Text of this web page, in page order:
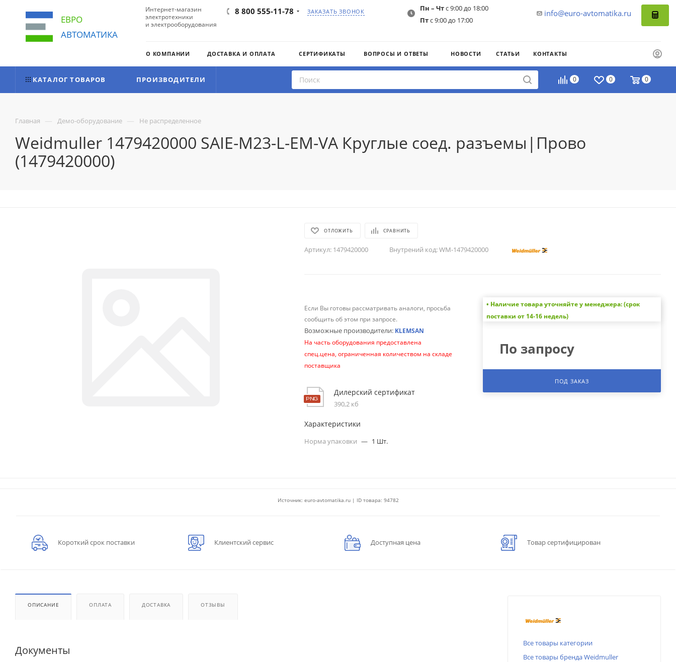
ЕВРО
АВТОМАТИКА
Интернет-магазин
электротехники
и электрооборудования
8 800 555-11-78 ЗАКАЗАТЬ ЗВОНОК info@euro-avtomatika.ru
Пн – Чтс 9:00 до 18:00
Птс 9:00 до 17:00
О КОМПАНИИ ДОСТАВКА И ОПЛАТА СЕРТИФИКАТЫ ВОПРОСЫ И ОТВЕТЫ НОВОСТИ СТАТЬИ КОНТАКТЫ
0 0 0
КАТАЛОГ ТОВАРОВ ПРОИЗВОДИТЕЛИ
Главная — Демо-оборудование — Не распределенное
Weidmuller 1479420000 SAIE-M23-L-EM-VA Круглые соед. разъемы|Прово
(1479420000)
ОТЛОЖИТЬ СРАВНИТЬ
Артикул: 1479420000 Внутрений код:WM-1479420000
Если Вы готовы рассматривать аналоги, просьба
сообщить об этом при запросе.
Возможные производители: KLEMSAN
На часть оборудования предоставлена
спец.цена, ограниченная количеством на складе
поставщика
Дилерский сертификат
390,2 кб
Характеристики
Норма упаковки — 1 Шт.
• Наличие товара уточняйте у менеджера: (срок
поставки от 14-16 недель)
По запросу
ПОД ЗАКАЗ
Источник: euro-avtomatika.ru | ID товара: 94782
Короткий срок поставки Клиентский сервис Доступная цена Товар сертифицирован
ОПИСАНИЕ ОПЛАТА ДОСТАВКА ОТЗЫВЫ
Документы
Все товары категории
Все товары бренда Weidmuller